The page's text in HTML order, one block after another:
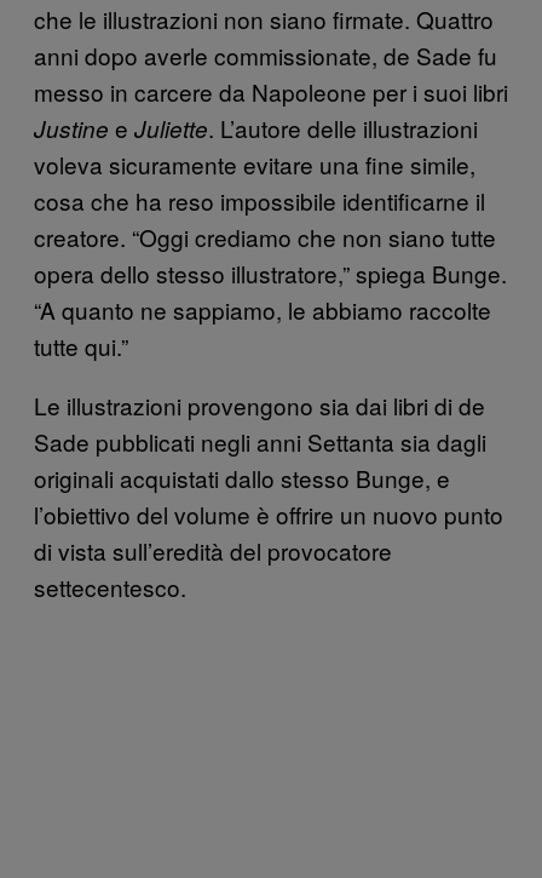
che le illustrazioni non siano firmate. Quattro
anni dopo averle commissionate, de Sade fu
messo in carcere da Napoleone per i suoi libri
Justine e Juliette. L’autore delle illustrazioni
voleva sicuramente evitare una fine simile,
cosa che ha reso impossibile identificarne il
creatore. “Oggi crediamo che non siano tutte
opera dello stesso illustratore,” spiega Bunge.
“A quanto ne sappiamo, le abbiamo raccolte
tutte qui.”
Le illustrazioni provengono sia dai libri di de
Sade pubblicati negli anni Settanta sia dagli
originali acquistati dallo stesso Bunge, e
l’obiettivo del volume è offrire un nuovo punto
di vista sull’eredità del provocatore
settecentesco.